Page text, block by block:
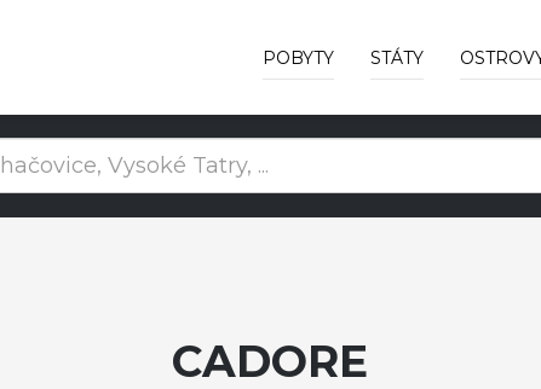
POBYTY STÁTY
CADORE